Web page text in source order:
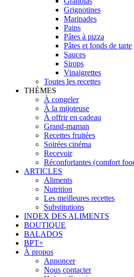
Grignotines
Marinades
Pains
Pâtes à pizza
Pâtes et fonds de tarte
Sauces
Sirops
Vinaigrettes
Toutes les recettes
THÈMES
À congeler
À la mijoteuse
À offrir en cadeau
Grand-maman
Recettes fruitées
Soirées cinéma
Recevoir
Réconfortantes (comfort
ARTICLES
Aliments
Nutrition
Les meilleures recettes
Substitutions
INDEX DES ALIMENTS
BOUTIQUE
BALADOS
BPT+
À propos
Annoncer
Nous contacter